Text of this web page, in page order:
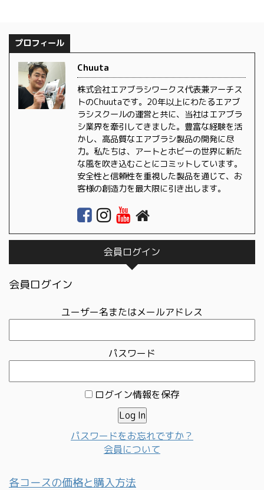
プロフィール
Chuuta
株式会社エアブラシワークス代表兼アーチス
トのChuutaです。20年以上にわたるエアブ
ラシスクールの運営と共に、当社はエアブラ
シ業界を牽引してきました。豊富な経験を活
かし、高品質なエアブラシ製品の開発に尽
力。私たちは、アートとホビーの世界に新た
な風を吹き込むことにコミットしています。
安全性と信頼性を重視した製品を通じて、お
客様の創造力を最大限に引き出します。
会員ログイン
会員ログイン
ユーザー名またはメールアドレス
パスワード
ログイン情報を保存
パスワードをお忘れですか？
会員について
各コースの価格と購入方法